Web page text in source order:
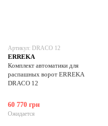
Артикул: DRACO 12
ERREKA
Комплект автоматики для
распашных ворот ERREKA
DRACO 12
60 770 грн
Ожидается